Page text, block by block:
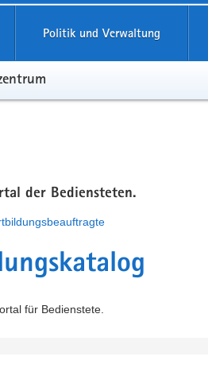
Politik und Verwaltung
der Bediensteten.
für Bedienstete.